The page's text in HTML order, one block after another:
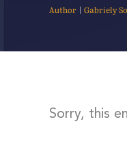
Author | Gabriely
Sorry, this